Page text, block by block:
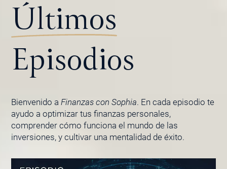
Últimos
Episodios
Bienvenido a Finanzas con Sophia. En cada episodio te
ayudo a optimizar tus finanzas personales,
comprender cómo funciona el mundo de las
inversiones, y cultivar una mentalidad de éxito.
PÁGINA
PÁGINA
PÁGINAPÁGINA